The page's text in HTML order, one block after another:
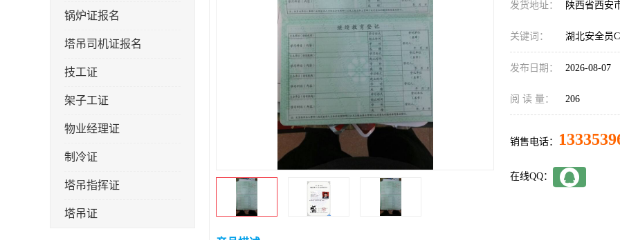
锅炉证报名
塔吊司机证报名
技工证
架子工证
物业经理证
制冷证
塔吊指挥证
塔吊证
发货地址： 陕西省西安
关键词： 湖北安全员
发布日期： 2026-08-07
阅 读 量： 206
销售电话：
在线QQ：